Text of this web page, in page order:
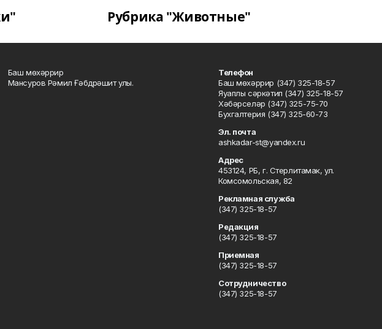
Рубрика "Животные"
Баш мөхәррир
Мансуров Рәмил Ғәбдрәшит улы.
Телефон
Баш мөхәррир (347) 325-18-57
Яуаплы сәркәтип (347) 325-18-57
Хәбәрселәр (347) 325-75-70
Бухгалтерия (347) 325-60-73
Эл. почта
ashkadar-st@yandex.ru
Адрес
453124, РБ, г. Стерлитамак, ул.
Комсомольская, 82
Рекламная служба
(347) 325-18-57
Редакция
(347) 325-18-57
Приемная
(347) 325-18-57
Сотрудничество
(347) 325-18-57